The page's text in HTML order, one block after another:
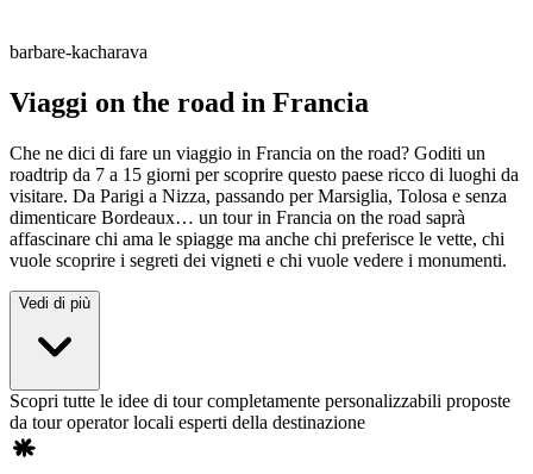
barbare-kacharava
Viaggi on the road in Francia
Che ne dici di fare un viaggio in Francia on the road? Goditi un
roadtrip da 7 a 15 giorni per scoprire questo paese ricco di luoghi da
visitare. Da Parigi a Nizza, passando per Marsiglia, Tolosa e senza
dimenticare Bordeaux… un tour in Francia on the road saprà
affascinare chi ama le spiagge ma anche chi preferisce le vette, chi
vuole scoprire i segreti dei vigneti e chi vuole vedere i monumenti.
Vedi di più
Scopri tutte le idee di tour completamente personalizzabili proposte
da tour operator locali esperti della destinazione